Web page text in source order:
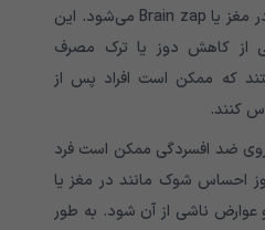
بروز احساسات شوک مانند در مغز یا Brain zap می‌شود. این
از کاهش دوز یا ترک مصرف
که ممکن است افراد پس از
کنند.
ضد افسردگی ممکن است فرد
احساس شوک مانند در مغز یا
عوارض ناشی از آن شود. به طور